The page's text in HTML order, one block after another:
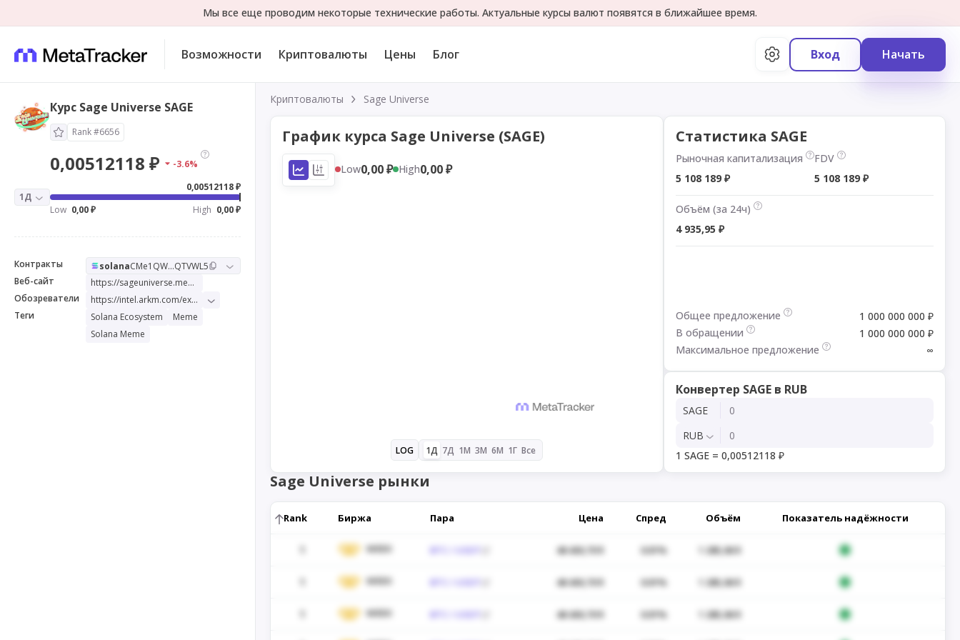
Мы все еще проводим некоторые технические работы. Актуальные курсы валют появятся в ближайшее время.
Возможности Криптовалюты Цены Блог Вход Начать
Курс Sage Universe SAGE
Rank #6656
0,00512118 ₽ -3.6%
1Д
0,00512118 ₽
Low 0,00 ₽ High 0,00 ₽
Контракты solanaCMe1QW...QTVWL5
Веб-сайт
https://sageuniverse.meme/
Обозреватели
https://intel.arkm.com/explorer/token/sage-universe
Теги
Solana Ecosystem
Meme
Solana Meme
Криптовалюты Sage Universe
График курса Sage Universe (SAGE)
Low0,00 ₽ High0,00 ₽
LOG 1Д 7Д 1М 3М 6М 1Г Все
Статистика SAGE
Рыночная капитализация
5 108 189 ₽
FDV
5 108 189 ₽
Объём (за 24ч)
4 935,95 ₽
Общее предложение
1 000 000 000 ₽
В обращении
1 000 000 000 ₽
Максимальное предложение
∞
Конвертер SAGE в RUB
SAGE
RUB
1 SAGE = 0,00512118 ₽
Sage Universe рынки
Rank Биржа Пара Цена Спред Объём Показатель надёжности
WEEX 48 430,70 $ 0.01% 1 285,06 $
WEEX 48 430,70 $ 0.01% 1 285,06 $
WEEX 48 430,70 $ 0.01% 1 285,06 $